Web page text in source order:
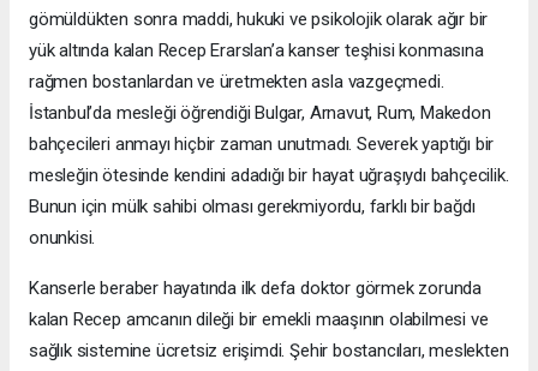
gömüldükten sonra maddi, hukuki ve psikolojik olarak ağır bir
yük altında kalan Recep Erarslan’a kanser teşhisi konmasına
rağmen bostanlardan ve üretmekten asla vazgeçmedi.
İstanbul’da mesleği öğrendiği Bulgar, Arnavut, Rum, Makedon
bahçecileri anmayı hiçbir zaman unutmadı. Severek yaptığı bir
mesleğin ötesinde kendini adadığı bir hayat uğraşıydı bahçecilik.
Bunun için mülk sahibi olması gerekmiyordu, farklı bir bağdı
onunkisi.
Kanserle beraber hayatında ilk defa doktor görmek zorunda
kalan Recep amcanın dileği bir emekli maaşının olabilmesi ve
sağlık sistemine ücretsiz erişimdi. Şehir bostancıları, meslekten